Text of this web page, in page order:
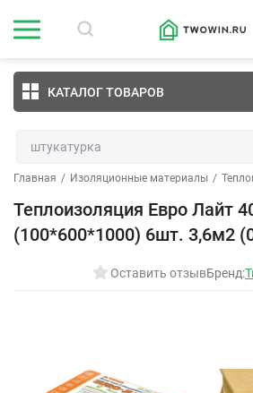
КАТАЛОГ ТОВАРОВ
Главная / Изоляционные материалы /
Теплоизоляция Евро Лайт
(100*600*1000) 6шт. 3,6м2
Оставить отзывБренд: